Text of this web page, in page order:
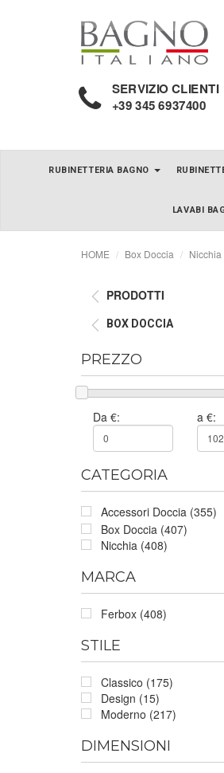
SERVIZIO CLIENTI
+39 345 6937400
RUBINETTERIA BAGNO
LAVABI
HOME Box Doccia Nicchia
PRODOTTI
BOX DOCCIA
PREZZO
Da €: a €:
CATEGORIA
Accessori Doccia (355)
Box Doccia (407)
Nicchia (408)
MARCA
Ferbox (408)
STILE
Classico (175)
Design (15)
Moderno (217)
DIMENSIONI